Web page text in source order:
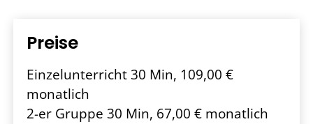
Preise
Einzelunterricht 30 Min, 109,00 €
monatlich
2-er Gruppe 30 Min, 67,00 € monatlich